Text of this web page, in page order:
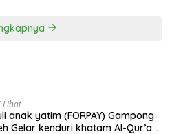
Lihat
anak yatim (FORPAY) Gampong
Gelar kenduri khatam Al-Qur’an